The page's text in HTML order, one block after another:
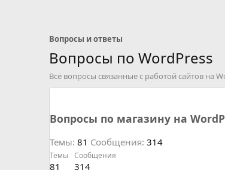
Вопросы и ответы
Вопросы по WordPress
Всё вопросы связанные с работой сайтов на
Вопросы по магазину на
Темы 81 Сообщения 314
Темы
81
Сообщения
314